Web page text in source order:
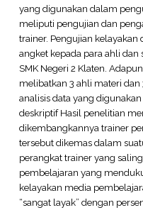
yang digunakan dalam
meliputi pengujian dan
trainer. Pengujian
angket kepada para ahli dan
SMK Negeri 2 Klaten.
melibatkan 3 ahli materi
analisis data yang
deskriptif Hasil penelitian
dikembangkannya trainer
tersebut dikemas dalam
perangkat trainer yang
pembelajaran yang
kelayakan media
“sangat layak” dengan